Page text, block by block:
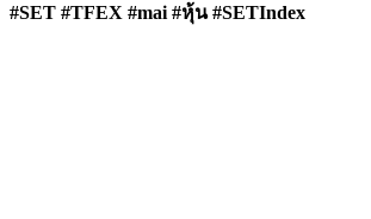
#SET #TFEX #mai #หุ้น #SETIndex